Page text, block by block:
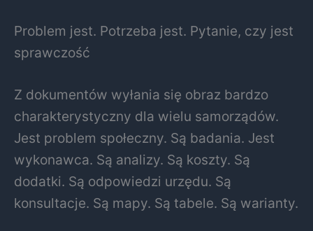
Problem jest. Potrzeba jest. Pytanie, czy jest
sprawczość
Z dokumentów wyłania się obraz bardzo
charakterystyczny dla wielu samorządów.
Jest problem społeczny. Są badania. Jest
wykonawca. Są analizy. Są koszty. Są
dodatki. Są odpowiedzi urzędu. Są
konsultacje. Są mapy. Są tabele. Są warianty.